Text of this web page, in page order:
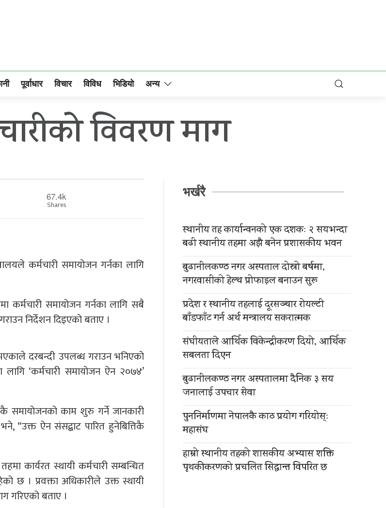
पूर्वाधार विचार विविध भिडियो अन्य
विवरण माग
67.4k
Shares
कर्मचारी समायोजन गर्नका लागि
कर्मचारी समायोजन गर्नका लागि सबै
निर्देशन दिइएको बताए ।
दरबन्दी उपलब्ध गराउन भनिएको
‘कर्मचारी समायोजन ऐन २०७४’
समायोजनको काम शुरु गर्ने जानकारी
ऐन संसद्बाट पारित हुनेबित्तिकै
कार्यरत स्थायी कर्मचारी सम्बन्धित
छ । प्रवक्ता अधिकारीले उक्त स्थायी
गरिएको बताए ।
भर्खरै
स्थानीय तह कार्यान्वनको एक दशकः २ सयभन्दा
बढी स्थानीय तहमा अझै बनेन प्रशासकीय भवन
बुढानीलकण्ठ नगर अस्पताल दोस्रो बर्षमा,
नगरवासीको हेल्थ प्रोफाइल बनाउन सुरू
प्रदेश र स्थानीय तहलाई दूरसञ्चार रोयल्टी
बाँडफाँट गर्न अर्थ मन्त्रालय सकरात्मक
संघीयताले आर्थिक विकेन्द्रीकरण दियो, आर्थिक
सबलता दिएन
बुढानीलकण्ठ नगर अस्पतालमा दैनिक ३ सय
जनालाई उपचार सेवा
पुननिर्माणमा नेपालकै काठ प्रयोग गरियोस्ः
महासंघ
हाम्रो स्थानीय तहको शासकीय अभ्यास शक्ति
पृथकीकरणको प्रचलित सिद्धान्त विपरित छ